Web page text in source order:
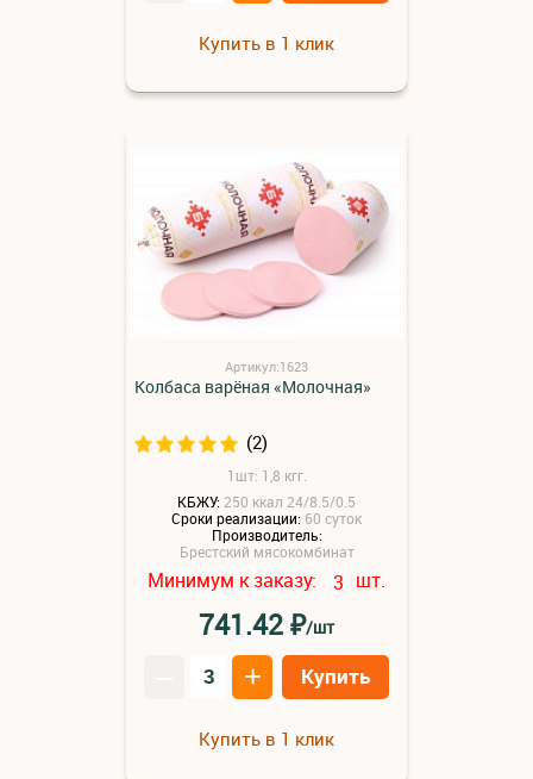
Купить в 1 клик
Артикул:1623
Колбаса варёная «Молочная»
(2)
1шт: 1,8 кгг.
КБЖУ:250 ккал 24/8.5/0.5
Сроки реализации: 60 суток
Производитель:
Брестский мясокомбинат
Минимум к заказу: 3 шт.
741.42₽/шт
+ Купить
Купить в 1 клик